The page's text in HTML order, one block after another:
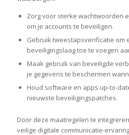
Zorg voor sterke wachtwoorden
om je accounts te beveiligen.
Gebruik tweestapsverificatie om
beveiligingslaag toe te voegen
Maak gebruik van beveiligde
je gegevens te beschermen
Houd software en apps up-to-
nieuwste beveiligingspatches.
Door deze maatregelen te
veilige digitale communicatie-